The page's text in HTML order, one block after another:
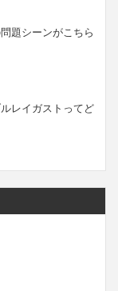
題シーンがこちら
レイガストってど